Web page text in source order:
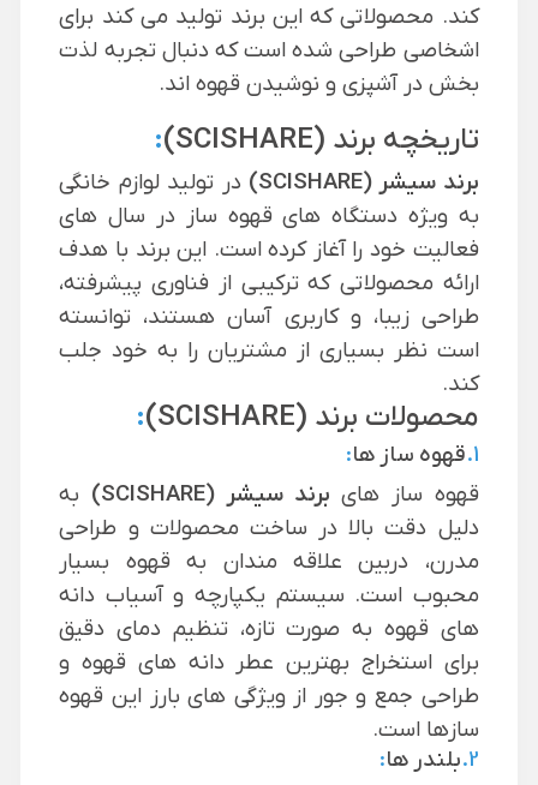
کند. محصولاتی که این برند تولید می کند برای
اشخاصی طراحی شده است که دنبال تجربه لذت
بخش در آشپزی و نوشیدن قهوه اند.
تاریخچه برند (SCISHARE)
:
برند سیشر (SCISHARE)
در تولید لوازم خانگی
به ویژه دستگاه های قهوه ساز در سال های
فعالیت خود را آغاز کرده است. این برند با هدف
ارائه محصولاتی که ترکیبی از فناوری پیشرفته،
طراحی زیبا، و کاربری آسان هستند، توانسته
است نظر بسیاری از مشتریان را به خود جلب
کند.
محصولات برند (SCISHARE)
:
1. قهوه ساز ها:
قهوه ساز های برندسیشر (SCISHARE)
به
دلیل دقت بالا در ساخت محصولات و طراحی
مدرن، دربین علاقه مندان به قهوه بسیار
محبوب است. سیستم یکپارچه و آسیاب دانه
های قهوه به صورت تازه، تنظیم دمای دقیق
برای استخراج بهترین عطر دانه های قهوه و
طراحی جمع و جور از ویژگی های بارز این قهوه
سازها است.
2. بلندر ها: